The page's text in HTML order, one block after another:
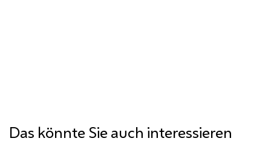
Das könnte Sie auch interessieren